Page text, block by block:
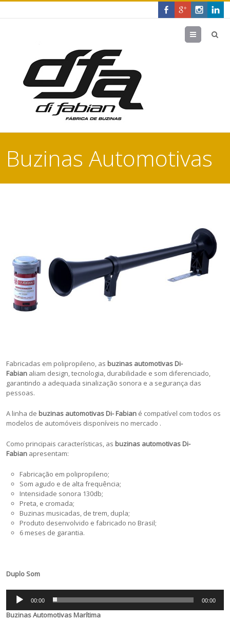
Menu
Buzinas Automotivas
Fabricadas em polipropileno, as buzinas automotivas Di-
Fabian aliam design, tecnologia, durabilidade e som diferenciado,
garantindo a adequada sinalização sonora e a segurança das
pessoas.
A linha de buzinas automotivas Di- Fabian é compatível com todos os
modelos de automóveis disponíveis no mercado .
Como principais características, as buzinas automotivas Di-
Fabian apresentam:
Fabricação em polipropileno;
Som agudo e de alta frequência;
Intensidade sonora 130db;
Preta, e cromada;
Buzinas musicadas, de trem, dupla;
Produto desenvolvido e fabricado no Brasil;
6 meses de garantia.
Duplo Som
Tocador
áudio
00:00 00:00
Buzinas Automotivas Marítima